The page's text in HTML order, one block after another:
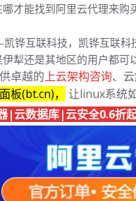
才能找到阿里云代理来
铧互联科技，凯铧互联科
犁还是其地区的用户都可
卓越的上云架构咨询、
板(bt.cn)，
让linux系统
|云数据库|云安全0.6折